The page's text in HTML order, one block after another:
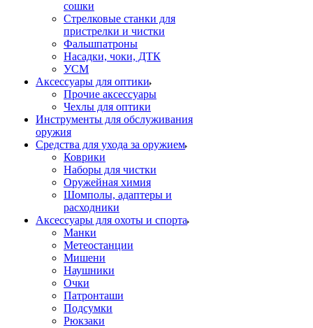
сошки
Стрелковые станки для
пристрелки и чистки
Фальшпатроны
Насадки, чоки, ДТК
УСМ
Аксессуары для оптики
Прочие аксессуары
Чехлы для оптики
Инструменты для обслуживания
оружия
Средства для ухода за оружием
Коврики
Наборы для чистки
Оружейная химия
Шомполы, адаптеры и
расходники
Аксессуары для охоты и спорта
Манки
Метеостанции
Мишени
Наушники
Очки
Патронташи
Подсумки
Рюкзаки